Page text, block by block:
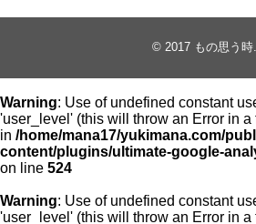
© 2017 もの思う時.
Warning: Use of undefined constant
'user_level' (this will throw an Error in
in /home/mana17/yukimana.com/
content/plugins/ultimate-google-
on line 524
Warning: Use of undefined constant
'user_level' (this will throw an Error in